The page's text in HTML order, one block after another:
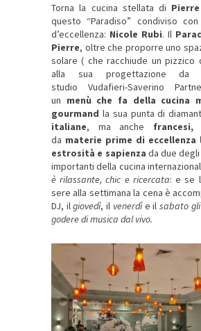
Torna la cucina stellata di
questo “Paradiso” condiviso
d’eccellenza: Nicole Rubi. Il
Pierre, oltre che proporre uno
solare ( che racchiude un pizzico
alla sua progettazione da
studio Vudafieri-Saverino
un menù che fa della cucina
gourmand la sua punta di
italiane, ma anche francesi,
da materie prime di eccellenza
estrosità e sapienza da due
importanti della cucina
è rilassante, chic e ricercata: e se
sere alla settimana la cena è
DJ, ilgiovedì, il venerdìe il sabato
godere di musica dal vivo.